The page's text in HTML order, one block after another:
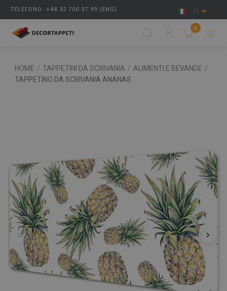
TELEFONO: +48 32 700 37 99 (ENG)
0
HOME / TAPPETINI DA SCRIVANIA / ALIMENTI E BEVANDE /
TAPPETINO DA SCRIVANIA ANANAS
‹ ›